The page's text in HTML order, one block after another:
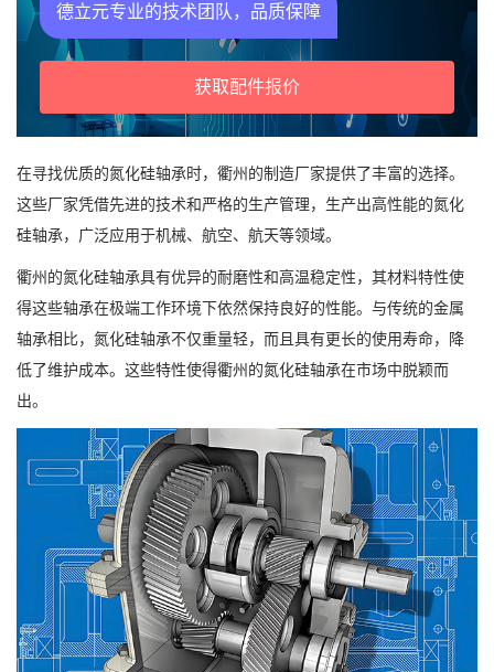
德立元专业的技术团队，品质保障
获取配件报价
在寻找优质的氮化硅轴承时，衢州的制造厂家提供了丰富的选择。
这些厂家凭借先进的技术和严格的生产管理，生产出高性能的氮化
硅轴承，广泛应用于机械、航空、航天等领域。
衢州的氮化硅轴承具有优异的耐磨性和高温稳定性，其材料特性使
得这些轴承在极端工作环境下依然保持良好的性能。与传统的金属
轴承相比，氮化硅轴承不仅重量轻，而且具有更长的使用寿命，降
低了维护成本。这些特性使得衢州的氮化硅轴承在市场中脱颖而
出。